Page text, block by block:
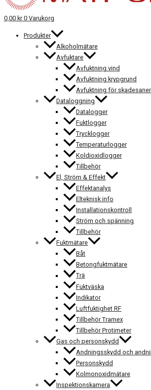
0,00 kr 0 Varukorg
Produkter
Alkoholmätare
Avfuktare
Avfuktning vind
Avfuktning krypgrund
Avfuktning för
Dataloggning
Datalogger
Fuktlogger
Trycklogger
Temperaturlogger
Koldioxidlogger
Tillbehör
El, Ström & Effekt
Effektanalys
Elteknisk info
Installationskontroll
Ström och spänning
Tillbehör
Fuktmätare
Båt
Betongfuktmätare
Trä
Fuktväska
Indikator
Luftfuktighet RF
Tillbehör Tramex
Tillbehör Protimeter
Gas och personskydd
Andningsskydd och
Personskydd
Kolmonoxidmätare
Inspektionskamera